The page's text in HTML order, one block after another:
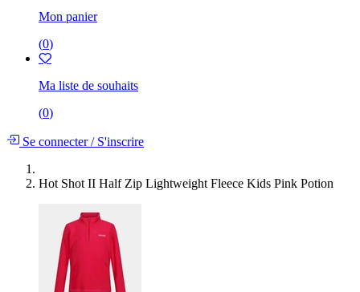
Mon panier
(0)
Ma liste de souhaits
(0)
Se connecter/S'inscrire
Hot Shot II Half Zip Lightweight Fleece Kids Pink Potion